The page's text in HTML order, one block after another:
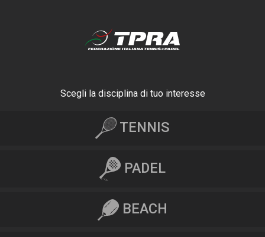
Scegli la disciplina di tuo interesse
TENNIS
PADEL
BEACH